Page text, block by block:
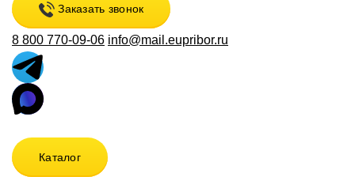
Заказать звонок
8 800 770-09-06 info@mail.eupribor.ru
Каталог